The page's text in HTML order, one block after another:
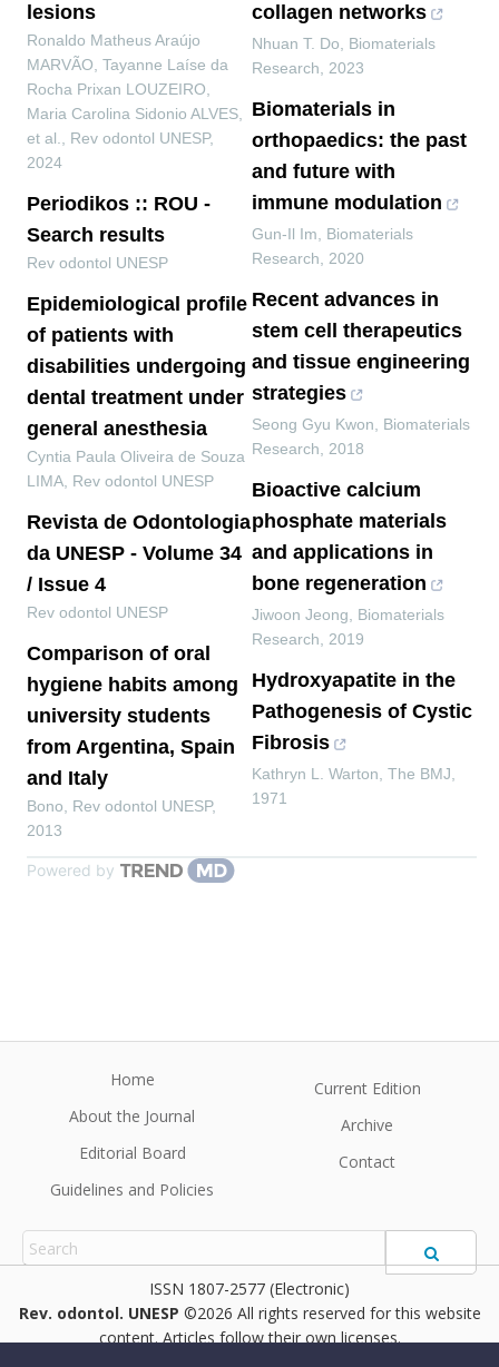
lesions
Ronaldo Matheus Araújo
MARVÃO, Tayanne Laíse da
Rocha Prixan LOUZEIRO,
Maria Carolina Sidonio ALVES,
et al.
Rev odontol UNESP,
2024
Periodikos :: ROU -
Search results
Rev odontol UNESP
Epidemiological profile
of patients with
disabilities undergoing
dental treatment under
general anesthesia
Cyntia Paula Oliveira de Souza
LIMA Rev odontol UNESP
Revista de Odontologia
da UNESP - Volume 34
/ Issue 4
Rev odontol UNESP
Comparison of oral
hygiene habits among
university students
from Argentina, Spain
and Italy
Bono Rev odontol UNESP,
2013
collagen networks
Nhuan T. Do
Biomaterials
Research
2023
Biomaterials in
orthopaedics: the past
and future with
immune modulation
Gun-Il Im
Biomaterials
Research
2020
Recent advances in
stem cell therapeutics
and tissue engineering
strategies
Seong Gyu Kwon
Biomaterials
Research
2018
Bioactive calcium
phosphate materials
and applications in
bone regeneration
Jiwoon Jeong
Biomaterials
Research
2019
Hydroxyapatite in the
Pathogenesis of Cystic
Fibrosis
Kathryn L. Warton The BMJ
1971
Powered by
Home
About the Journal
Editorial Board
Guidelines and Policies
Current Edition
Archive
Contact
1807-2577 (Electronic)
Rev. odontol. UNESP ©2026 All rights reserved for this website
content. Articles follow their own licenses.